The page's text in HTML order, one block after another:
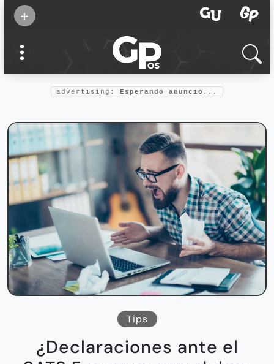
+
confianza
Foro salud
advertising: Esperando anuncio...
Tips
¿Declaraciones ante el